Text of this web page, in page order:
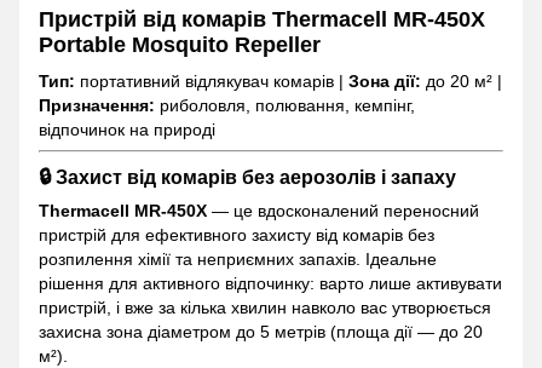
Пристрій від комарів Thermacell MR-450X
Portable Mosquito Repeller
Тип: портативний відлякувач комарів | Зона дії: до 20 м² |
Призначення: риболовля, полювання, кемпінг,
відпочинок на природі
🔒 Захист від комарів без аерозолів і запаху
Thermacell MR-450X — це вдосконалений переносний
пристрій для ефективного захисту від комарів без
розпилення хімії та неприємних запахів. Ідеальне
рішення для активного відпочинку: варто лише активувати
пристрій, і вже за кілька хвилин навколо вас утворюється
захисна зона діаметром до 5 метрів (площа дії — до 20
м²).